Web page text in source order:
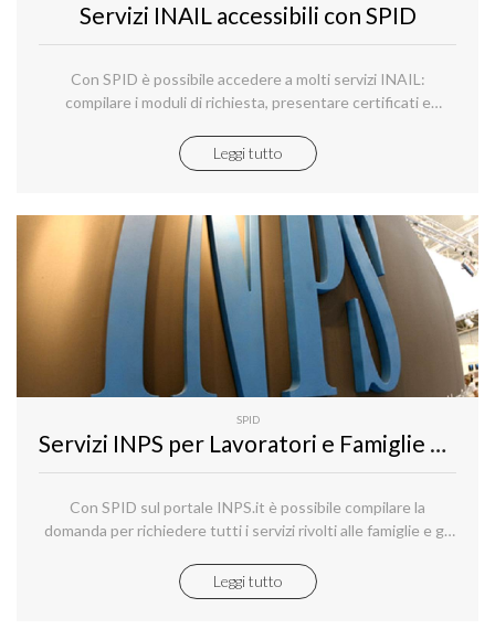
Servizi INAIL accessibili con SPID
Con SPID è possibile accedere a molti servizi INAIL:
compilare i moduli di richiesta, presentare certificati e
Leggi tutto
SPID
Servizi INPS per Lavoratori e Famiglie accessibili con SPID
Con SPID sul portale INPS.it è possibile compilare la
domanda per richiedere tutti i servizi rivolti alle famiglie e gli
Leggi tutto